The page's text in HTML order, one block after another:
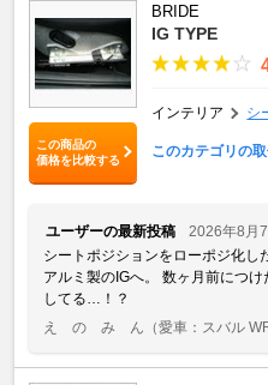
この商品の
価格を比較する
BRIDE
IG TYPE
インテリア シ
このカテゴリの
ユーザーの最新投稿
2026年8月
シートポジションをローポジ化し
アルミ製のIGへ。 数ヶ月前につ
してる…！？
え の み ん （愛車：スバル